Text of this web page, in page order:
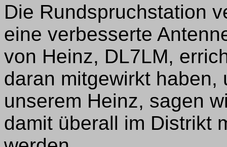
Die Rundspruchstation
eine verbesserte
von Heinz, DL7LM,
daran mitgewirkt
unserem Heinz, sagen
damit überall im Distrikt